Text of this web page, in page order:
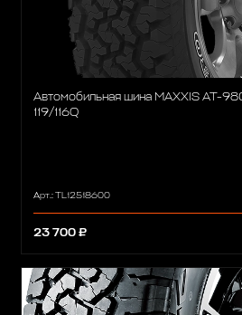
Автомобильная шина MAXXIS AT-
119/116Q
Арт.: TL12518600
23 700 ₽